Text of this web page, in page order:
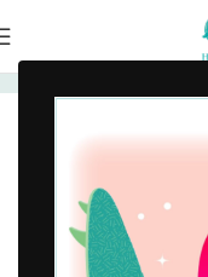
Αρχική σελίδα/